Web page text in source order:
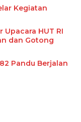
Kegiatan
Upacara HUT RI
dan Gotong
Pandu Berjalan